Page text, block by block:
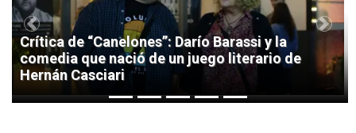
Crítica de “Canelones”: Darío Barassi y la
comedia que nació de un juego literario de
Hernán Casciari
Previous Next